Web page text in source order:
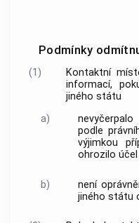
Podmínky
(1) Kontaktní
informací,
jiného státu
a)
podle
výjimkou
ohrozilo
b)
není
jiného státu